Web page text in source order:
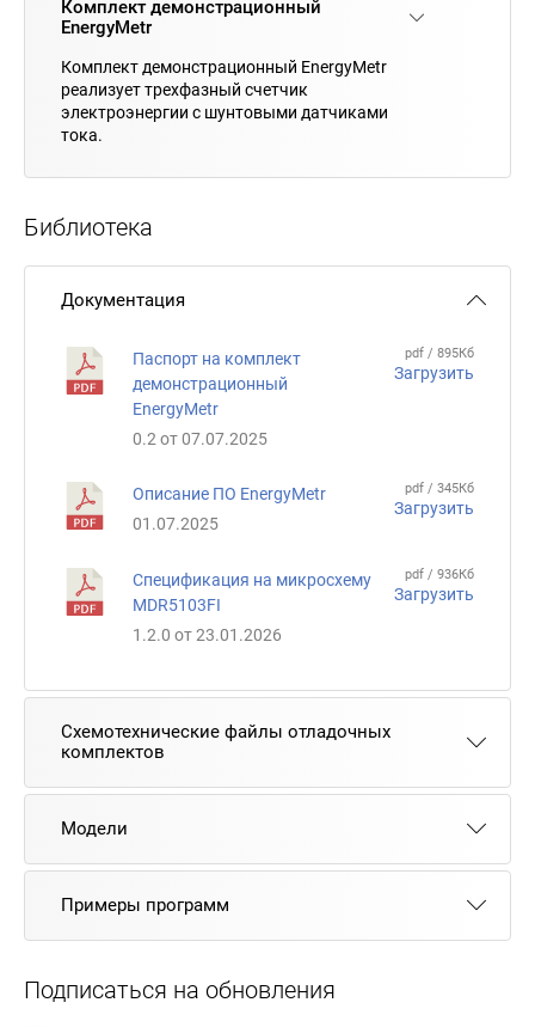
Комплект демонстрационный
EnergyMetr
Комплект демонстрационный EnergyMetr
реализует трехфазный счетчик
электроэнергии с шунтовыми датчиками
тока.
Библиотека
Документация
Паспорт на комплект
демонстрационный
EnergyMetr
0.2 от 07.07.2025
pdf / 895Кб
Загрузить
Описание ПО EnergyMetr
01.07.2025
pdf / 345Кб
Загрузить
Cпецификация на микросхему
MDR5103FI
1.2.0 от 23.01.2026
pdf / 936Кб
Загрузить
Схемотехнические файлы отладочных
комплектов
Модели
Примеры программ
Подписаться на обновления